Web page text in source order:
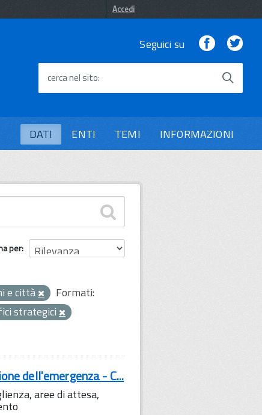
Accedi
Seguici su Facebook
cerca nel sito
DATI ENTI TEMI INFORMAZIONI
per
e città
Formati:
strategici
dell'emergenza - C...
aree di attesa,